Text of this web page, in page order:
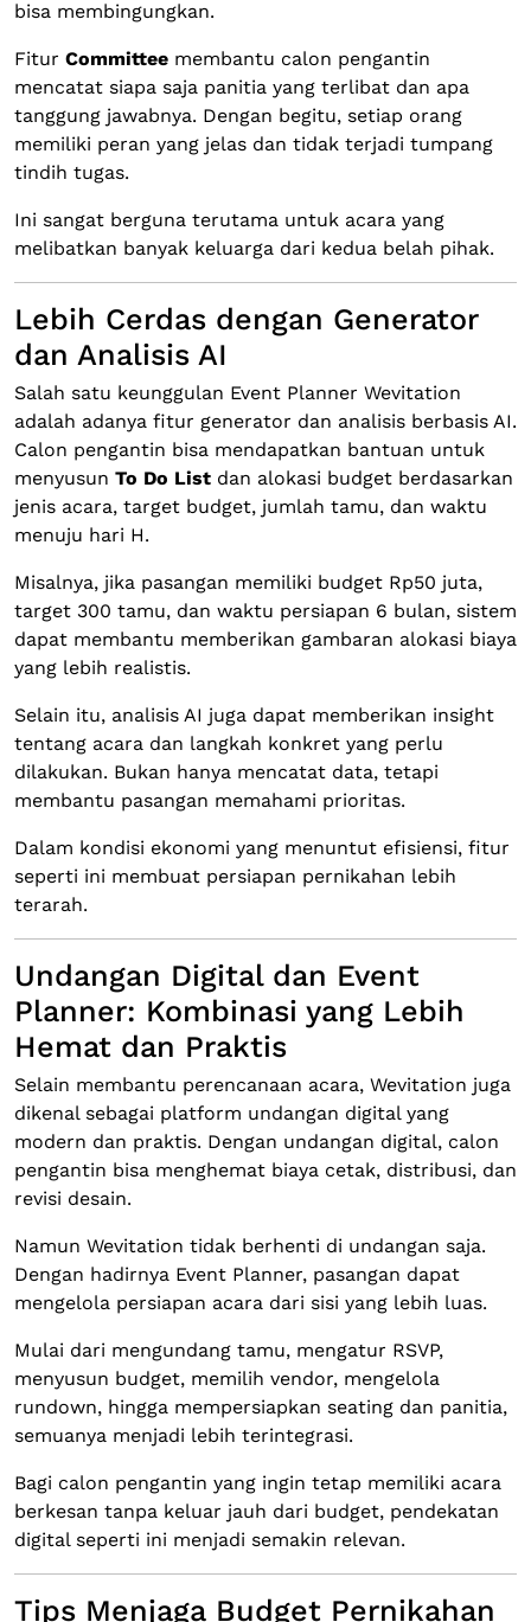
bisa membingungkan.
Fitur Committee membantu calon pengantin
mencatat siapa saja panitia yang terlibat dan apa
tanggung jawabnya. Dengan begitu, setiap orang
memiliki peran yang jelas dan tidak terjadi tumpang
tindih tugas.
Ini sangat berguna terutama untuk acara yang
melibatkan banyak keluarga dari kedua belah pihak.
Lebih Cerdas dengan Generator
dan Analisis AI
Salah satu keunggulan Event Planner Wevitation
adalah adanya fitur generator dan analisis berbasis AI.
Calon pengantin bisa mendapatkan bantuan untuk
menyusun To Do List dan alokasi budget berdasarkan
jenis acara, target budget, jumlah tamu, dan waktu
menuju hari H.
Misalnya, jika pasangan memiliki budget Rp50 juta,
target 300 tamu, dan waktu persiapan 6 bulan, sistem
dapat membantu memberikan gambaran alokasi biaya
yang lebih realistis.
Selain itu, analisis AI juga dapat memberikan insight
tentang acara dan langkah konkret yang perlu
dilakukan. Bukan hanya mencatat data, tetapi
membantu pasangan memahami prioritas.
Dalam kondisi ekonomi yang menuntut efisiensi, fitur
seperti ini membuat persiapan pernikahan lebih
terarah.
Undangan Digital dan Event
Planner: Kombinasi yang Lebih
Hemat dan Praktis
Selain membantu perencanaan acara, Wevitation juga
dikenal sebagai platform undangan digital yang
modern dan praktis. Dengan undangan digital, calon
pengantin bisa menghemat biaya cetak, distribusi, dan
revisi desain.
Namun Wevitation tidak berhenti di undangan saja.
Dengan hadirnya Event Planner, pasangan dapat
mengelola persiapan acara dari sisi yang lebih luas.
Mulai dari mengundang tamu, mengatur RSVP,
menyusun budget, memilih vendor, mengelola
rundown, hingga mempersiapkan seating dan panitia,
semuanya menjadi lebih terintegrasi.
Bagi calon pengantin yang ingin tetap memiliki acara
berkesan tanpa keluar jauh dari budget, pendekatan
digital seperti ini menjadi semakin relevan.
Tips Menjaga Budget Pernikahan